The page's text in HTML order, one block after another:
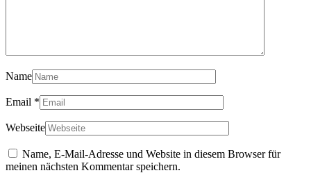
Name
Email *
Webseite
Name, E-Mail-Adresse und Website in diesem Browser für
meinen nächsten Kommentar speichern.